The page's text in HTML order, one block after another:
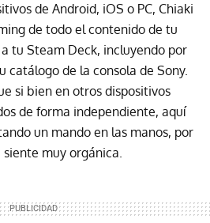
de Android, iOS o PC, Chiaki
de todo el contenido de tu
tu Steam Deck, incluyendo por
catálogo de la consola de Sony.
si bien en otros dispositivos
de forma independiente, aquí
un mando en las manos, por
muy orgánica.